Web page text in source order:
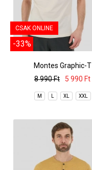
CSAK ONLINE
-33%
Montes Graphic-T
8 990 Ft
5 990 Ft
M L XL XXL